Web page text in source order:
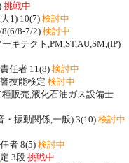
挑戦中
1) 10(7)検討中
8-7/2) 検討中
キテクト,PM,ST,AU,SM,(IP)
任者 11(8) 検討中
技能検定 検討中
販売,液化石油ガス設備士
・振動関係,一般) 3(10) 検討中
者 8(5) 検討中
3段 挑戦中